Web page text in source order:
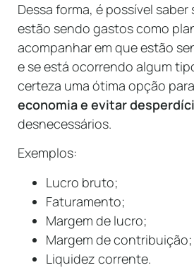
Dessa forma, é possível saber
estão sendo gastos como
acompanhar em que estão
e se está ocorrendo algum
certeza uma ótima opção
economia e evitar
desnecessários.
Exemplos:
Lucro bruto;
Faturamento;
Margem de lucro;
Margem de contribuição;
Liquidez corrente.